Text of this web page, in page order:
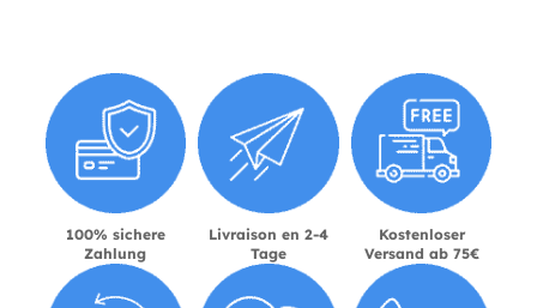
100% sichere
Zahlung
Livraison en 2-4
Tage
Kostenloser
Versand ab 75€